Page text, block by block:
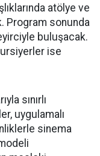
atölye ve
Program sonunda
buluşacak.
ise
sınırlı
uygulamalı
sinema